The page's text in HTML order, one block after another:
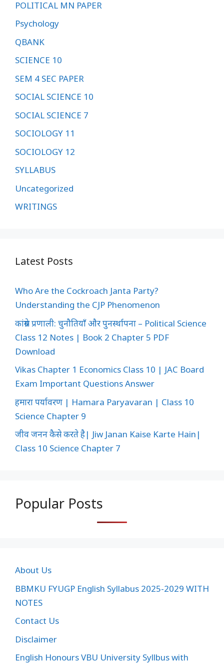
POLITICAL MN PAPER
Psychology
QBANK
SCIENCE 10
SEM 4 SEC PAPER
SOCIAL SCIENCE 10
SOCIAL SCIENCE 7
SOCIOLOGY 11
SOCIOLOGY 12
SYLLABUS
Uncategorized
WRITINGS
Latest Posts
Who Are the Cockroach Janta Party?
Understanding the CJP Phenomenon
कांग्रेस प्रणाली: चुनौतियाँ और पुनर्स्थापना – Political Science
Class 12 Notes | Book 2 Chapter 5 PDF
Download
Vikas Chapter 1 Economics Class 10 | JAC Board
Exam Important Questions Answer
हमारा पर्यावरण | Hamara Paryavaran | Class 10
Science Chapter 9
जीव जनन कैसे करते है| Jiw Janan Kaise Karte Hain|
Class 10 Science Chapter 7
Popular Posts
About Us
BBMKU FYUGP English Syllabus 2025-2029 WITH
NOTES
Contact Us
Disclaimer
English Honours VBU University Syllbus with